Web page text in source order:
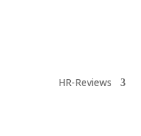
HR-Reviews